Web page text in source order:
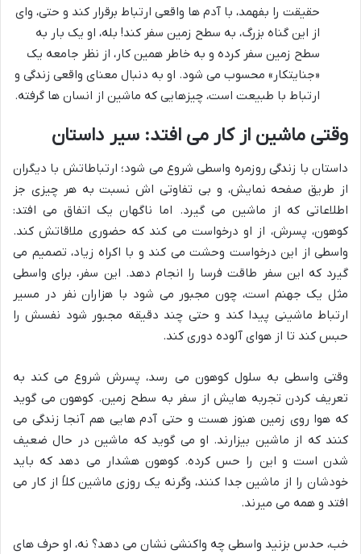
حقیقت را بفهمد، با آدم ها واقعی ارتباط برقرار کند و حتی، وای
از این گناه بزرگ، به سطح زمین سفر کند! بله، او یک بار به
سطح زمین سفر کرده و به خاطر همین کار، از نظر جامعه یک
«جنایتکار» محسوب می شود. او به دنبال معنای واقعی زندگی و
ارتباط با طبیعت است، چیزهایی که ماشین از انسان ها گرفته.
وقتی ماشین از کار می افتد: سیر داستان
داستان با زندگی روزمره واسطی شروع می شود؛ ارتباطاتش با دیگران
از طریق صفحه نمایش، و بی تفاوتی اش نسبت به هر چیزی جز
اطلاعاتی که از ماشین می گیرد. اما ناگهان یک اتفاق می افتد:
کوهون، پسرش، از او درخواست می کند که حضوری ملاقاتش کند.
واسطی از این درخواست وحشت می کند و با اکراه زیاد، تصمیم می
گیرد که این سفر طاقت فرسا را انجام دهد. این سفر، برای واسطی
مثل یک جهنم است، چون مجبور می شود با هزاران نفر در مسیر
ارتباط ماشینی پیدا کند و حتی چند دقیقه مجبور شود نفسش را
حبس کند تا از هوای آلوده دوری کند.
وقتی واسطی به سلول کوهون می رسد، پسرش شروع می کند به
تعریف کردن تجربه هایش از سفر به سطح زمین. کوهون می گوید
که هوا روی زمین هنوز هست و حتی آدم هایی هم آنجا زندگی می
کنند که از ماشین بیزارند. او می گوید که ماشین در حال ضعیف
شدن است و این را حس کرده. کوهون هشدار می دهد که باید
خودشان را از ماشین جدا کنند، وگرنه یک روزی ماشین کلاً از کار می
افتد و همه می میرند.
خب، حدس بزنید واسطی چه واکنشی نشان می دهد؟ نه، او حرف های